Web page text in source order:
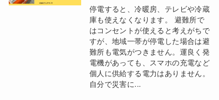
停電すると、冷暖房、テレビや冷蔵
庫も使えなくなります。 避難所で
はコンセントが使えると考えがちで
すが、地域一帯が停電した場合は避
難所も電気がつきません。運良く発
電機があっても、スマホの充電など
個人に供給する電力はありません。
自分で災害に...